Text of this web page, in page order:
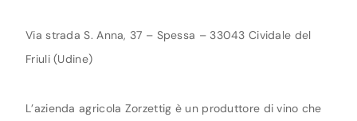
Via strada S. Anna, 37 – Spessa – 33043 Cividale del
Friuli (Udine)
L’azienda agricola Zorzettig è un produttore di vino che